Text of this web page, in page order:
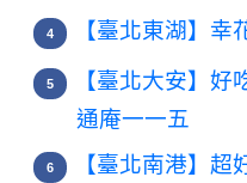
【臺北東湖】幸
【臺北大安】
通庵一一五
【臺北南港】超